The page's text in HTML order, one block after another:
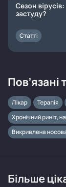
Сезон
застуду?
Статті
Пов’язані
Лікар Терапія
Хронічний риніт,
Викривлена
Більше